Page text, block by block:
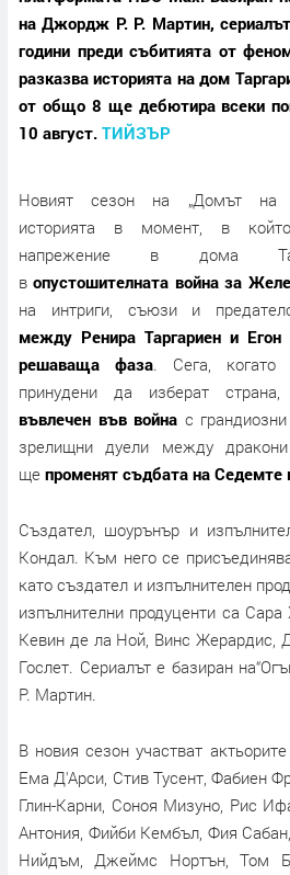
на Джордж Р. Р. Мартин,
години преди събитията от
разказва историята на дом
от общо 8 ще дебютира всеки
10 август. ТИЙЗЪР
Новият сезон на „Домът на
историята в момент, в
напрежение в дома
в опустошителната война за
на интриги, съюзи и
между Ренира Таргариен и Егон
решаваща фаза. Сега, когато
принудени да изберат страна,
въвлечен във война с
зрелищни дуели между
ще променят съдбата на Седемте
Създател, шоурънър и
Кондал. Към него се
като създател и изпълнителен
изпълнителни продуценти са
Кевин де ла Ной, Винс Жерардис,
Гослет. Сериалът е базиран
Р. Мартин.
В новия сезон участват
Ема Д'Арси, Стив Тусент, Фабиен
Глин-Карни, Соноя Мизуно, Рис
Антония, Фийби Кембъл, Фия
Нийдъм, Джеймс Нортън, Том